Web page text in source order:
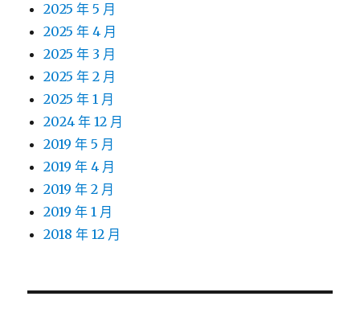
2025 年 5 月
2025 年 4 月
2025 年 3 月
2025 年 2 月
2025 年 1 月
2024 年 12 月
2019 年 5 月
2019 年 4 月
2019 年 2 月
2019 年 1 月
2018 年 12 月